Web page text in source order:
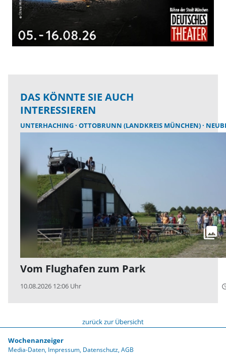
DAS KÖNNTE SIE AUCH
INTERESSIEREN
UNTERHACHING OTTOBRUNN (LANDKREIS MÜNCHEN)
Vom Flughafen zum Park
10.08.2026 12:06 Uhr
zurück zur Übersicht
Wochenanzeiger
Media-Daten Impressum Datenschutz AGB